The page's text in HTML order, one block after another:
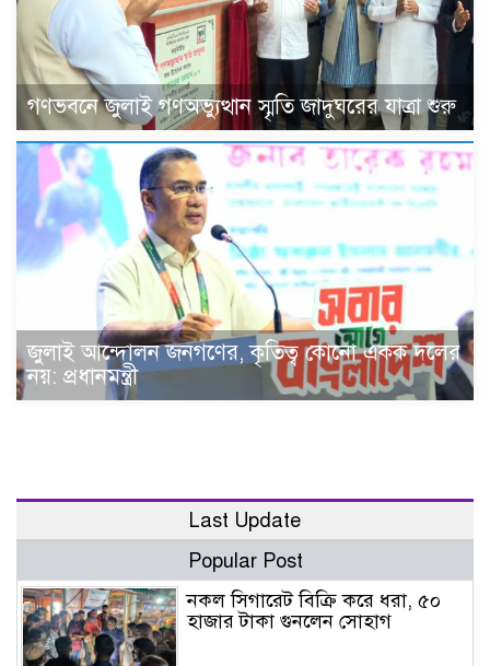
গণভবনে জুলাই গণঅভ্যুত্থান স্মৃতি জাদুঘরের যাত্রা শুরু
জুলাই আন্দোলন জনগণের, কৃতিত্ব কোনো একক দলের
নয়: প্রধানমন্ত্রী
Last Update
Popular Post
নকল সিগারেট বিক্রি করে ধরা, ৫০
হাজার টাকা গুনলেন সোহাগ